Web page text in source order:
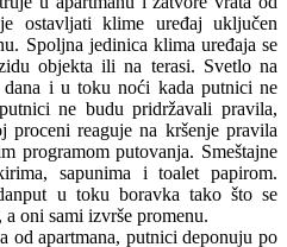
ostavljati klime uređaj uključen
Spoljna jedinica klima uređaja se
objekta ili na terasi. Svetlo na
dana i u toku noći kada putnici ne
ne budu pridržavali pravila,
reaguje na kršenje pravila
programom putovanja. Smeštajne
sapunima i toalet papirom.
u toku boravka tako što se
oni sami izvrše promenu.
od apartmana, putnici deponuju po